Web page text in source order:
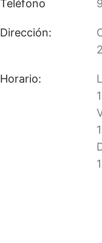
Teléfono
Dirección:
Horario: